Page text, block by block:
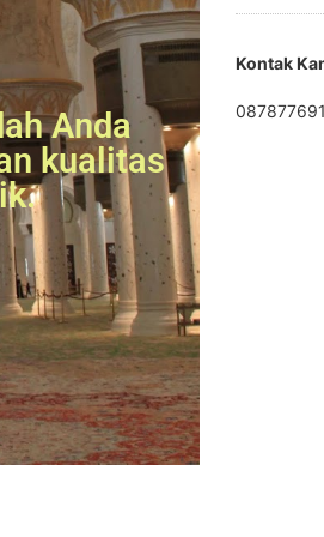
Anda
kualitas
Kontak